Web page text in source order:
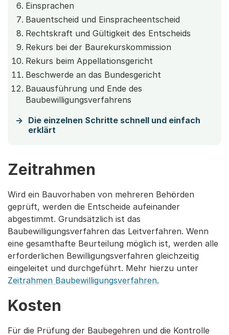
Einsprachen
Bauentscheid und Einspracheentscheid
Rechtskraft und Gültigkeit des Entscheids
Rekurs bei der Baurekurskommission
Rekurs beim Appellationsgericht
Beschwerde an das Bundesgericht
Bauausführung und Ende des
Baubewilligungsverfahrens
Die einzelnen Schritte schnell und einfach
erklärt
Zeitrahmen
Wird ein Bauvorhaben von mehreren Behörden
geprüft, werden die Entscheide aufeinander
abgestimmt. Grundsätzlich ist das
Baubewilligungsverfahren das Leitverfahren. Wenn
eine gesamthafte Beurteilung möglich ist, werden alle
erforderlichen Bewilligungsverfahren gleichzeitig
eingeleitet und durchgeführt. Mehr hierzu unter
Zeitrahmen Baubewilligungsverfahren.
Kosten
Für die Prüfung der Baubegehren und die Kontrolle